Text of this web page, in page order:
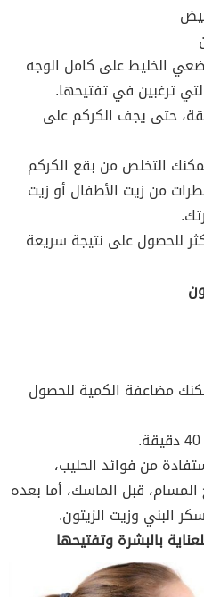
الخليط على كامل الوجه
ترغبين في تفتيحها.
الخليط لمدة 20 دقيقة، حتى يجف الكركم على
التخلص من بقع الكركم
من زيت الأطفال أو زيت
للحصول على نتيجة سريعة
مضاعفة الكمية للحصول
من فوائد الحليب،
قبل الماسك، أما بعده
البني وزيت الزيتون.
بالبشرة وتفتيحها